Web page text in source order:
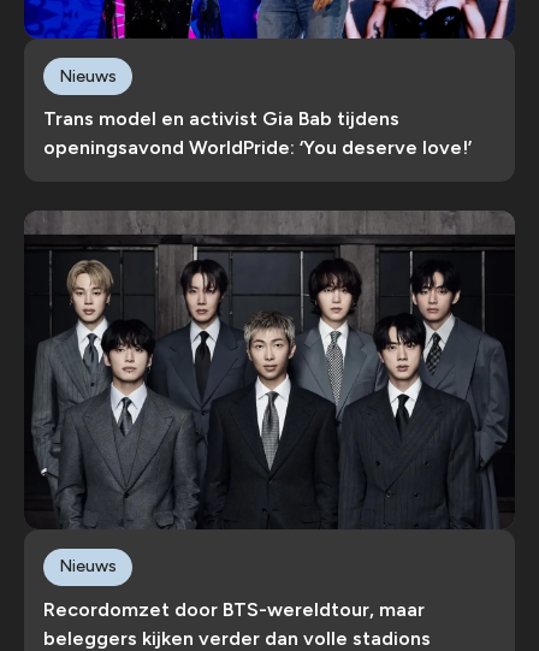
Trans model en activist Gia Bab tijdens
openingsavond WorldPride: ‘You deserve love!’
Nieuws
Recordomzet door BTS-wereldtour, maar
beleggers kijken verder dan volle stadions
Nieuws